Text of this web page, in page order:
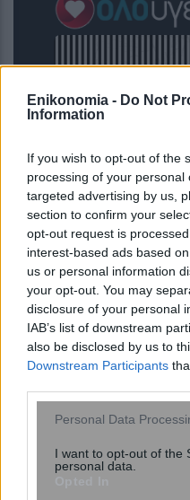
Enikonomia - Do Not
Information
If you wish to opt-out of the
processing of your
targeted advertising by us,
section to confirm your
opt-out request is
interest-based ads based
us or personal information
your opt-out. You may
disclosure of your personal
IAB’s list of downstream
also be disclosed by us to
Downstream Participants
Please note that this
not limited to your visit or
grant or deny consent to
Personal Data
I want to opt-out of the
personal data.
Μόνο όσοι δεν
γραμμές θα
δευτερόλεπτα –
HD όραση